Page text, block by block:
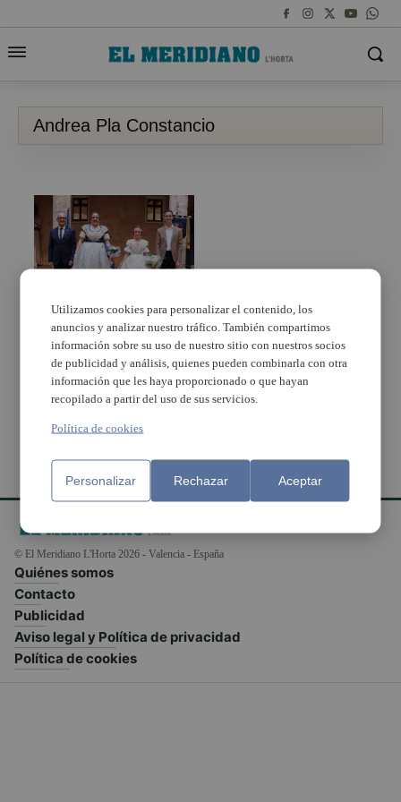
Andrea Pla Constancio
Ruth Maya Redondo i
Andrea Pla Constancio,
Falleres Majors
d’Alaquàs per a 2024
© El Meridiano L'Horta 2026 - Valencia - España
Quiénes somos
Contacto
Publicidad
Aviso legal y Política de privacidad
Política de cookies
Utilizamos cookies para personalizar el contenido, los
anuncios y analizar nuestro tráfico. También compartimos
información sobre su uso de nuestro sitio con nuestros socios
de publicidad y análisis, quienes pueden combinarla con otra
información que les haya proporcionado o que hayan
recopilado a partir del uso de sus servicios.
Política de cookies
Personalizar Rechazar Aceptar